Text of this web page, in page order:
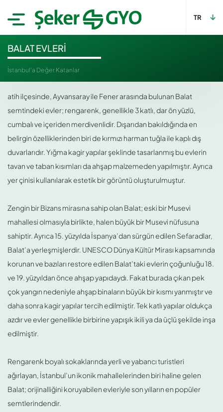
TR
BALAT EVLERİ
İstanbul'a Değer Katanlar
atih ilçesinde, Ayvansaray ile Fener arasında bulunan Balat
semtindeki evler; rengarenk, genellikle 3 katlı, dar ön yüzlü,
cumbalı ve içeriden merdivenlidir. Dışarıdan bakıldığında en
belirgin özelliklerinden biri de kırmızı harman tuğla ile kaplı dış
duvarlarıdır. Yığma kagir yapılar şeklinde tasarlanmış bu evlerin
tavan ve taban kısımları da ahşap malzemeden yapılmıştır. Ayrıca
yer çinisi kullanılarak estetik bir görüntü oluşturulmuştur.
Zengin bir Bizans mirasına sahip olan Balat; eski bir Musevi
mahallesi olmasıyla birlikte, halen büyük bir Musevi nüfusuna
sahiptir. Ayrıca 15. yüzyılda İspanya’dan sürgün edilen Sefaradlar,
Balat’a yerleşmişlerdir. UNESCO Dünya Kültür Mirası kapsamında
korunan ve bazıları restore edilen Balat’taki evlerin çoğunluğu 18.
ve 19. yüzyıldan önce ahşap yapıdaydı. Fakat burada çıkan pek
çok yangın nedeniyle ahşap binaların büyük bir kısmı yanmıştır ve
daha sonra kagir yapılar tercih edilmiştir. Tek katlı yapılar oldukça
azdır ve evler genellikle birbirine yapışık ikili ya da üçlü şekilde inşa
edilmiştir.
Rengarenk boyalı sokaklarında yerli ve yabancı turistleri
ağırlayan, İstanbul’un ikonik mahallelerinden biri haline gelen
Balat; orijinalliğini koruyabilen evleriyle son yılların en popüler
semtlerindendir.